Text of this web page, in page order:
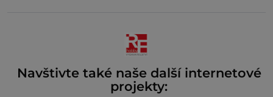
ani po více než sto letech výzkumu
Navštivte také naše další internetové
projekty: